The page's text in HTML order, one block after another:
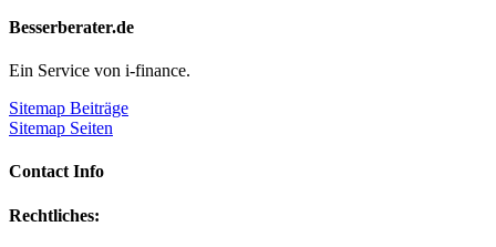
Besserberater.de
Ein Service von i-finance.
Sitemap Beiträge
Sitemap Seiten
Contact Info
Rechtliches: